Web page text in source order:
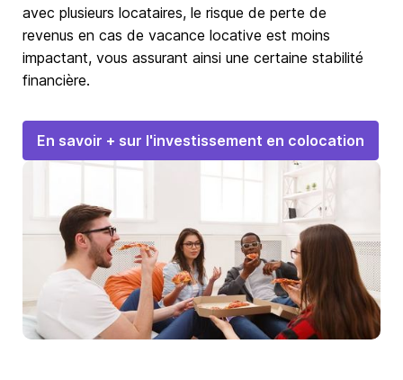
avec plusieurs locataires, le risque de perte de
revenus en cas de vacance locative est moins
impactant, vous assurant ainsi une certaine stabilité
financière.
En savoir + sur l'investissement en colocation